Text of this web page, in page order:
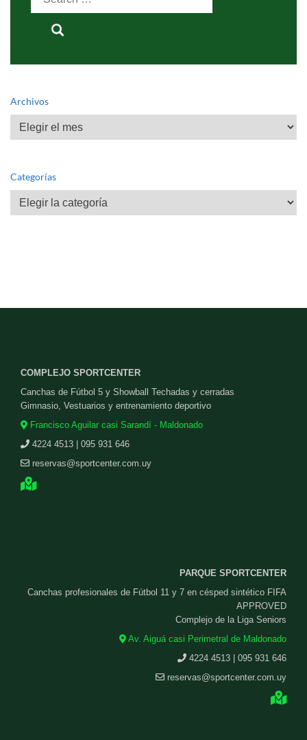
Archivos
Archivos
Categorías
Categorías
COMPLEJO SPORTCENTER
Canchas de Fútbol 5 y Showball Techadas y cerradas
Gimnasio, Vestuarios y entrenamiento deportivo
Francisco Aguilar casi Sarandí - Maldonado
4224 4513 | 095 931 646
reservas@sportcenter.com.uy
PARQUE SPORTCENTER
Canchas profesionales de Fútbol 11 y 7 en césped sintético FIFA
APPROVED
Complejo de la Liga Seniors
Av. Aiguá casi Perimetral de Maldonado
4224 4513 | 095 931 646
reservas@sportcenter.com.uy